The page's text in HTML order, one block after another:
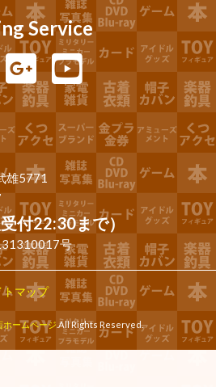
Service
雄5771
付22:30まで）
号
トマップ
ホームページ .All Rights Reserved.